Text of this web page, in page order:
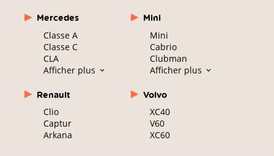
Mercedes
Classe A
Classe C
CLA
Afficher plus
Mini
Mini
Cabrio
Clubman
Afficher plus
Renault
Clio
Captur
Arkana
Volvo
XC40
V60
XC60